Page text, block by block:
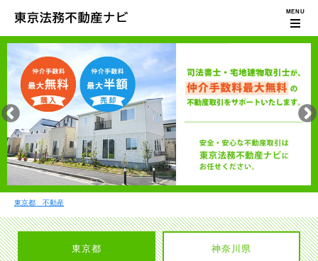
東京都 不動産
東京都 神奈川県